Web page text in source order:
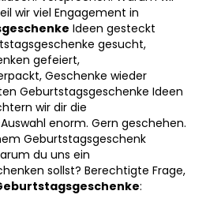
wir viel Engagement in
Ideen gesteckt
gesucht,
gefeiert,
Geschenke wieder
Geburtstagsgeschenke Ideen
wir dir die
enorm. Gern geschehen.
Geburtstagsgeschenk
du uns ein
sollst? Berechtigte Frage,
: